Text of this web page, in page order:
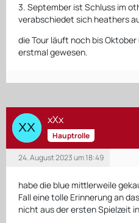
3. September ist Schluss im
verabschiedet sich heathers
die Tour läuft noch bis
erstmal gewesen.
xXx
Hauptrolle
24. August 2023 um 18:49
habe die blue mittlerweile
Fall eine tolle Erinnerung an
nicht aus der ersten Spielzeit